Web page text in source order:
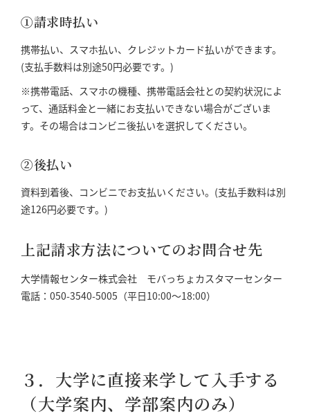
①請求時払い
携帯払い、スマホ払い、クレジットカード払いができます。
(支払手数料は別途50円必要です。)
※携帯電話、スマホの機種、携帯電話会社との契約状況によ
って、通話料金と一緒にお支払いできない場合がございま
す。その場合はコンビニ後払いを選択してください。
②後払い
資料到着後、コンビニでお支払いください。(支払手数料は別
途126円必要です。)
上記請求方法についてのお問合せ先
大学情報センター株式会社 モバっちょカスタマーセンター
電話：050-3540-5005（平日10:00～18:00）
３．大学に直接来学して入手する
（大学案内、学部案内のみ）